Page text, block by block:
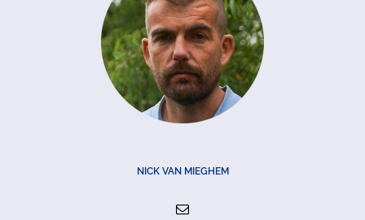
NICK VAN MIEGHEM